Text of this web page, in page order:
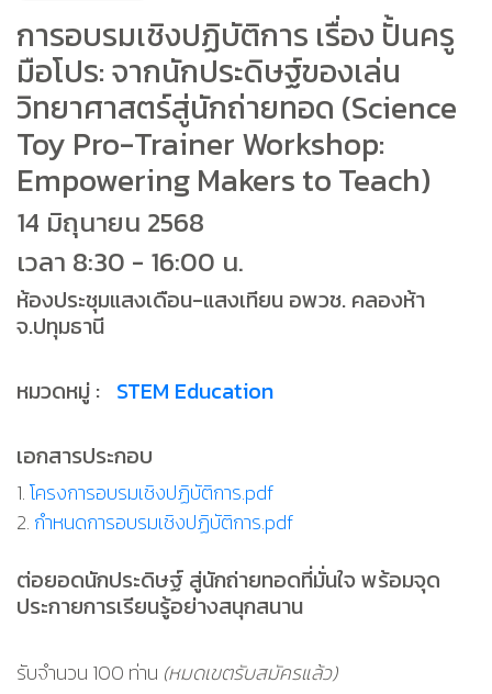
การอบรมเชิงปฏิบัติการ เรื่อง ปั้นครู
มือโปร: จากนักประดิษฐ์ของเล่น
วิทยาศาสตร์สู่นักถ่ายทอด (Science
Toy Pro-Trainer Workshop:
Empowering Makers to Teach)
14 มิถุนายน 2568
เวลา 8:30 - 16:00 น.
ห้องประชุมแสงเดือน-แสงเทียน อพวช. คลองห้า
จ.ปทุมธานี
หมวดหมู่ : STEM Education
เอกสารประกอบ
1.โครงการอบรมเชิงปฏิบัติการ.pdf
2. กำหนดการอบรมเชิงปฏิบัติการ.pdf
ต่อยอดนักประดิษฐ์ สู่นักถ่ายทอดที่มั่นใจ พร้อมจุด
ประกายการเรียนรู้อย่างสนุกสนาน
รับจำนวน 100 ท่าน (หมดเขตรับสมัครแล้ว)